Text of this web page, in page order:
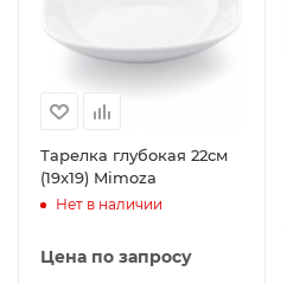
Тарелка глубокая 22см
(19x19) Mimoza
Нет в наличии
Цена по запросу